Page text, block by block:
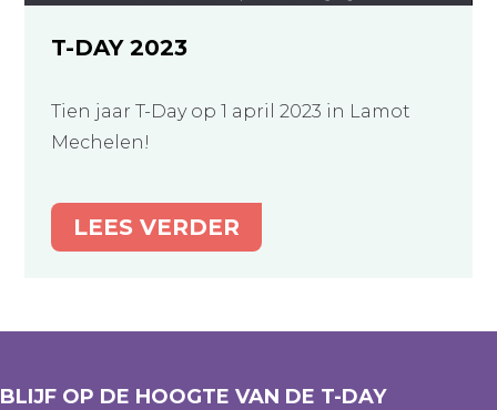
T-DAY 2023
Tien jaar T-Day op 1 april 2023 in Lamot
Mechelen!
LEES VERDER
titel
BLIJF OP DE HOOGTE VAN DE T-DAY